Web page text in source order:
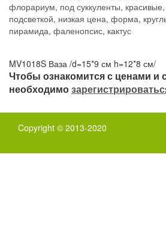
MV1018S Ваза /d=15*9 см h=12*8 см/
Чтобы ознакомится с ценами и
необходимо
Copyright © 2013-2020